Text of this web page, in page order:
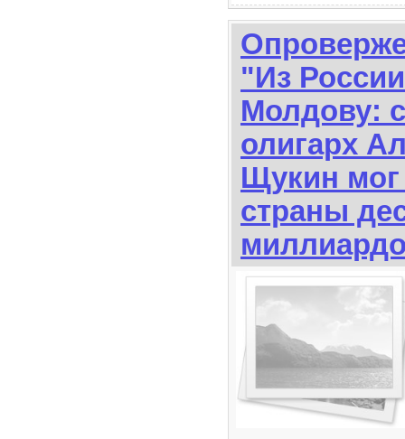
"Из
Молдову:
олигарх
Щукин мог
страны